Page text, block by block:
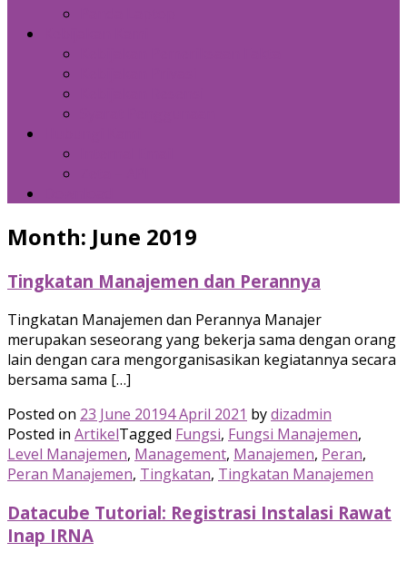
Month: June 2019
Tingkatan Manajemen dan Perannya
Tingkatan Manajemen dan Perannya Manajer
merupakan seseorang yang bekerja sama dengan orang
lain dengan cara mengorganisasikan kegiatannya secara
bersama sama […]
Posted on 23 June 20194 April 2021 bydizadmin
Posted in ArtikelTagged Fungsi, Fungsi Manajemen,
Level Manajemen, Management, Manajemen, Peran,
Peran Manajemen, Tingkatan, Tingkatan Manajemen
Datacube Tutorial: Registrasi Instalasi Rawat
Inap IRNA